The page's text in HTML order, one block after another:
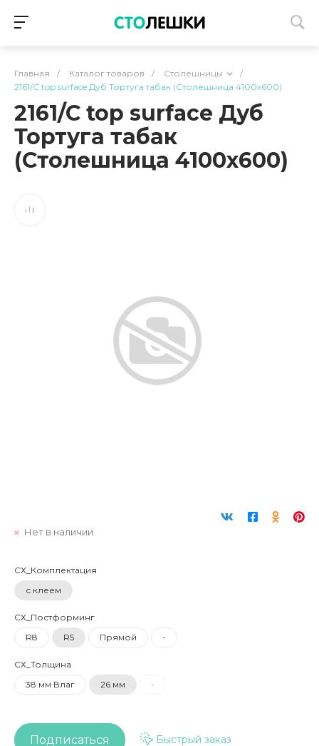
Главная / Каталог товаров / Столешницы
/
2161/C top surface Дуб Тортуга табак (Столешница 4100х600)
2161/C top surface Дуб
Тортуга табак
(Столешница 4100х600)
Нет в наличии
СХ_Комплектация
с клеем
СХ_Постформинг
R8
R5 Прямой -
СХ_Толщина
38 мм Влаг
26 мм -
Подписаться Быстрый заказ